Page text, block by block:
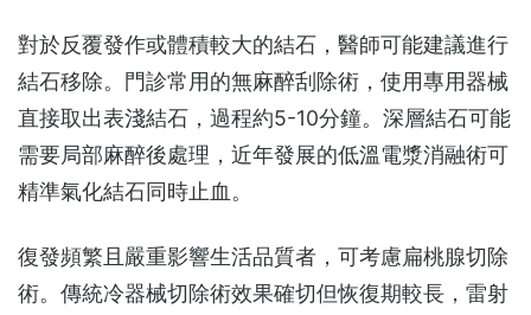
對於反覆發作或體積較大的結石，醫師可能建議進行
結石移除。門診常用的無麻醉刮除術，使用專用器械
直接取出表淺結石，過程約5-10分鐘。深層結石可能
需要局部麻醉後處理，近年發展的低溫電漿消融術可
精準氣化結石同時止血。
復發頻繁且嚴重影響生活品質者，可考慮扁桃腺切除
術。傳統冷器械切除術效果確切但恢復期較長，雷射